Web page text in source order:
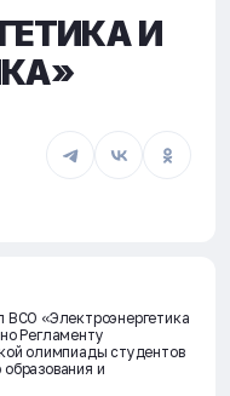
И
ВСО «Электроэнергетика
Регламенту
олимпиады студентов
и